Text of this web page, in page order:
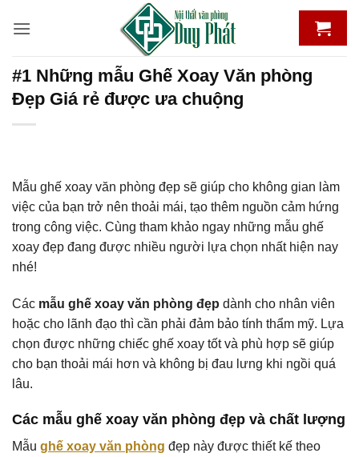
qua
dung#1 Những mẫu Ghế Xoay Văn phòng
Đẹp Giá rẻ được ưa chuộng
Mẫu ghế xoay văn phòng đẹp sẽ giúp cho không gian làm
việc của bạn trở nên thoải mái, tạo thêm nguồn cảm hứng
trong công việc. Cùng tham khảo ngay những mẫu ghế
xoay đẹp đang được nhiều người lựa chọn nhất hiện nay
nhé!
Các mẫu ghế xoay văn phòng đẹp dành cho nhân viên
hoặc cho lãnh đạo thì cần phải đảm bảo tính thẩm mỹ. Lựa
chọn được những chiếc ghế xoay tốt và phù hợp sẽ giúp
cho bạn thoải mái hơn và không bị đau lưng khi ngồi quá
lâu.
Các mẫu ghế xoay văn phòng đẹp và chất lượng
Mẫu ghế xoay văn phòng đẹp này được thiết kế theo